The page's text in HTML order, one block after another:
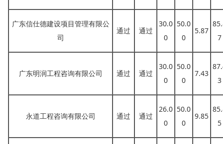
广东信仕德建设项目管理有限公
司
通过 通过
30.0
0
50.0
0
5.87
7
广东明润工程咨询有限公司 通过 通过
30.0
0
50.0
0
7.43
3
永道工程咨询有限公司 通过 通过
26.0
0
50.0
0
9.85
5